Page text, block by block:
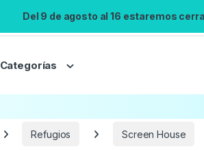
Del 9 de agosto al 16 estaremos
Categorías
Refugios Screen House